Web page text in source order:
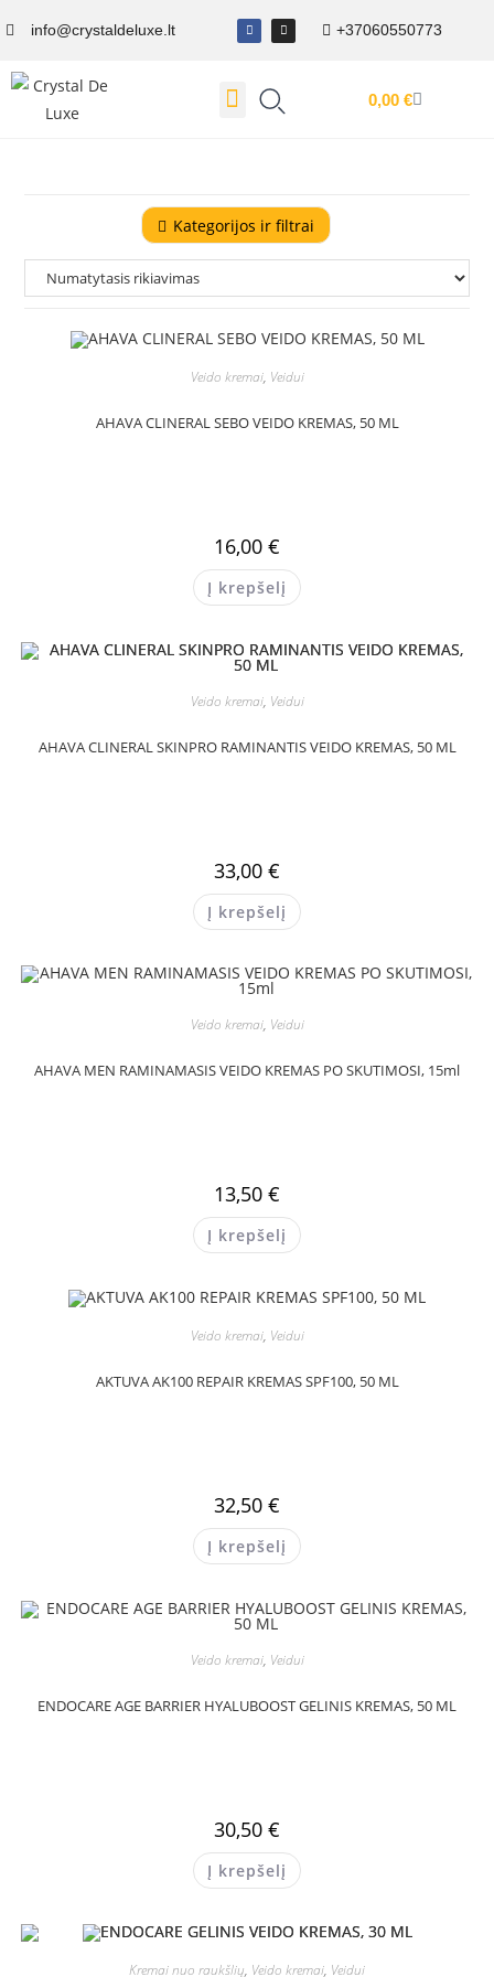
info@crystaldeluxe.lt +37060550773
0,00 €
Kategorijos ir filtrai
Veido kremai, Veidui
AHAVA CLINERAL SEBO VEIDO KREMAS, 50 ML
16,00 €
Į krepšelį
Veido kremai, Veidui
AHAVA CLINERAL SKINPRO RAMINANTIS VEIDO KREMAS, 50 ML
33,00 €
Į krepšelį
Veido kremai, Veidui
AHAVA MEN RAMINAMASIS VEIDO KREMAS PO SKUTIMOSI, 15ml
13,50 €
Į krepšelį
Veido kremai, Veidui
AKTUVA AK100 REPAIR KREMAS SPF100, 50 ML
32,50 €
Į krepšelį
Veido kremai, Veidui
ENDOCARE AGE BARRIER HYALUBOOST GELINIS KREMAS, 50 ML
30,50 €
Į krepšelį
Kremai nuo raukšlių, Veido kremai, Veidui